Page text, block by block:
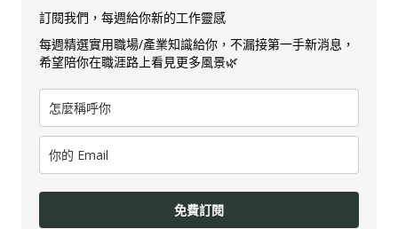
訂閱我們，每週給你新的工作靈感
每週精選實用職場/產業知識給你，不漏接第一手新消息，
希望陪你在職涯路上看見更多風景🌿
免費訂閱